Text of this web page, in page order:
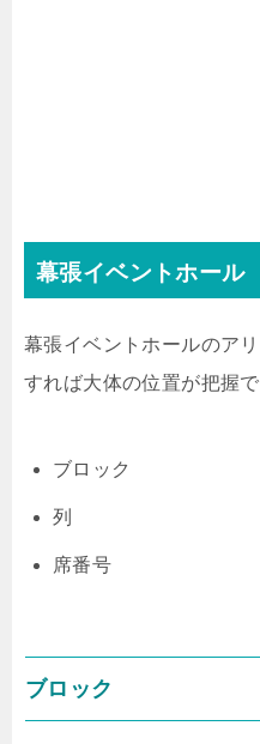
幕張イベントホー
幕張イベントホールのア
すれば大体の位置が把握で
ブロック
列
席番号
ブロック